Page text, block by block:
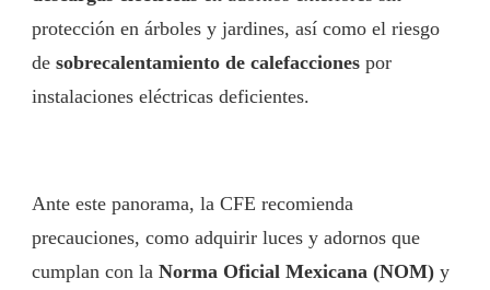
protección en árboles y jardines, así como el riesgo
de sobrecalentamiento de calefacciones por
instalaciones eléctricas deficientes.
Ante este panorama, la CFE recomienda
precauciones, como adquirir luces y adornos que
cumplan con la Norma Oficial Mexicana (NOM) y